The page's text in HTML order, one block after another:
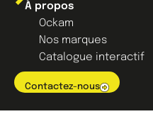
À propos
Ockam
Nos marques
Catalogue interactif
Contactez-nous